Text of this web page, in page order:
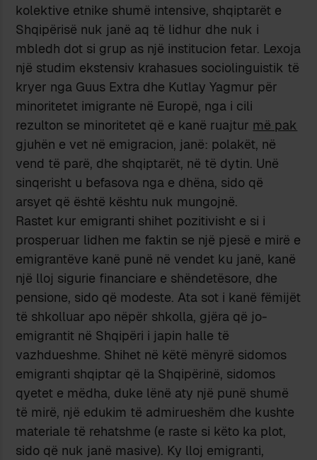
kolektive etnike shumë intensive, shqiptarët e
Shqipërisë nuk janë aq të lidhur dhe nuk i
mbledh dot si grup as një institucion fetar. Lexoja
një studim ekstensiv krahasues sociolinguistik të
kryer nga Guus Extra dhe Kutlay Yagmur për
minoritetet imigrante në Europë, nga i cili
rezulton se minoritetet që e kanë ruajtur më pak
gjuhën e vet në emigracion, janë: polakët, në
vend të parë, dhe shqiptarët, në të dytin. Unë
sinqerisht u befasova nga e dhëna, sido që
arsyet që është kështu nuk mungojnë.
Rastet kur emigranti shihet pozitivisht e si i
prosperuar lidhen me faktin se një pjesë e mirë e
emigrantëve kanë punë në vendet ku janë, kanë
një lloj sigurie financiare e shëndetësore, dhe
pensione, sido që modeste. Ata sot i kanë fëmijët
të shkolluar apo nëpër shkolla, gjëra që jo-
emigrantit në Shqipëri i japin halle të
vazhdueshme. Shihet në këtë mënyrë sidomos
emigranti shqiptar që la Shqipërinë, sidomos
qyetet e mëdha, duke lënë aty një punë shumë
të mirë, një edukim të admirueshëm dhe kushte
materiale të rehatshme (e raste si këto ka plot,
sido që nuk janë masive). Ky lloj emigranti,